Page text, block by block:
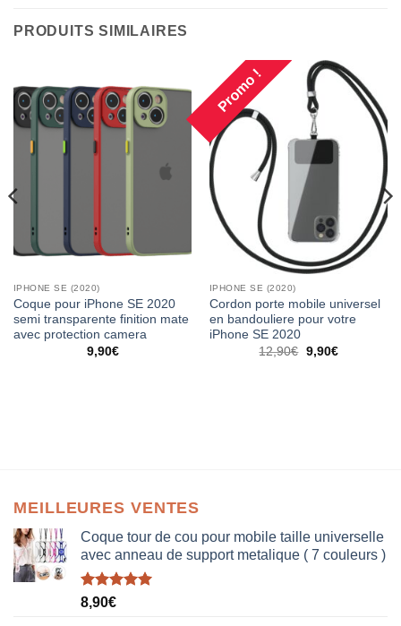
PRODUITS SIMILAIRES
IPHONE SE (2020)
Coque pour iPhone SE 2020
semi transparente finition mate
avec protection camera
9,90€
Promo !
IPHONE SE (2020)
Cordon porte mobile universel
en bandouliere pour votre
iPhone SE 2020
12,90€ 9,90€
MEILLEURES VENTES
Coque tour de cou pour mobile taille universelle
avec anneau de support metalique ( 7 couleurs )
Note5.00
8,90€